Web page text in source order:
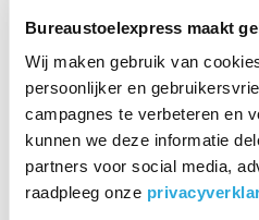
Bureaustoelexpress maakt
Wij maken gebruik van
persoonlijker en
campagnes te verbeteren en
kunnen we deze informatie
partners voor social media,
raadpleeg onze
HAG
Overweeg de
zadelstoel